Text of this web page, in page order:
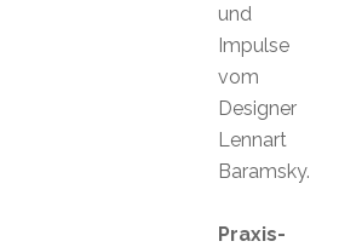
und
Impulse
vom
Designer
Lennart
Baramsky.
Praxis-